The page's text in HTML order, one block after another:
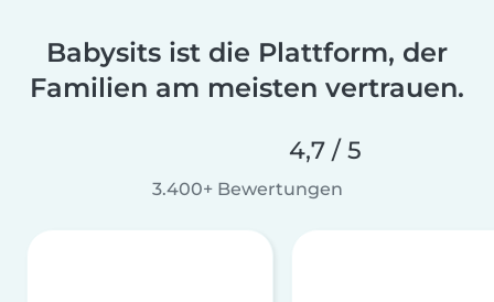
Babysits ist die Plattform, der
Familien am meisten vertrauen.
4,7 / 5
3.400+ Bewertungen